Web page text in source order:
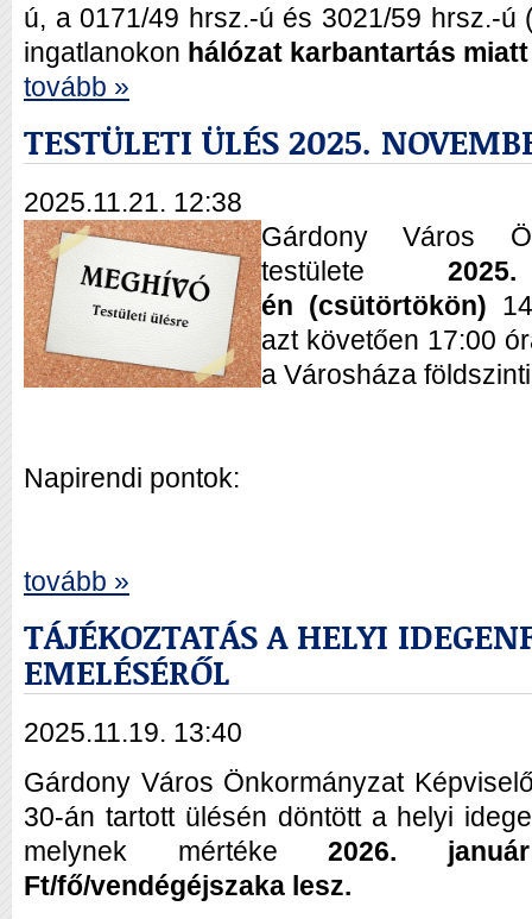
ú, a 0171/49 hrsz.-ú és 3021/59 hrsz.-ú
ingatlanokon hálózat karbantartás miatt
tovább »
TESTÜLETI ÜLÉS 2025.
2025.11.21. 12:38
Gárdony Város
testülete
én (csütörtökön)
azt követően 17:00
a Városháza
Napirendi pontok:
tovább »
TÁJÉKOZTATÁS A HELYI
EMELÉSÉRŐL
2025.11.19. 13:40
Gárdony Város Önkormányzat
30-án tartott ülésén döntött a helyi
melynek mértéke2026.
Ft/fő/vendégéjszaka lesz.